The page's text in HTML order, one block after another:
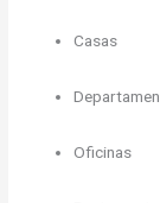
Casas
Oficinas